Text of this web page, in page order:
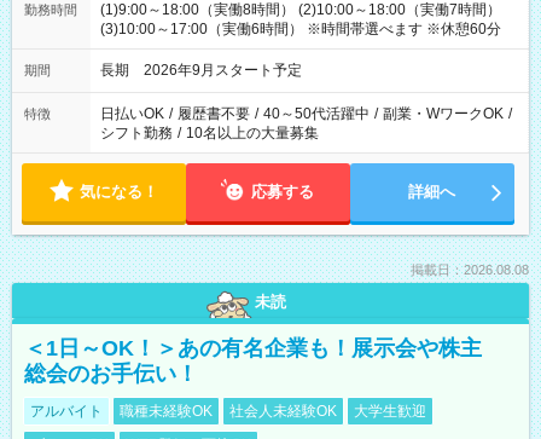
勤務時間
(1)9:00～18:00（実働8時間） (2)10:00～18:00（実働7時間）
(3)10:00～17:00（実働6時間） ※時間帯選べます ※休憩60分
期間 長期 2026年9月スタート予定
特徴 日払いOK / 履歴書不要 / 40～50代活躍中 / 副業・WワークOK /
シフト勤務 / 10名以上の大量募集
気になる！ 応募する 詳細へ
掲載日：2026.08.08
未読
＜1日～OK！＞あの有名企業も！展示会や株主
総会のお手伝い！
アルバイト 職種未経験OK 社会人未経験OK
大学生歓迎